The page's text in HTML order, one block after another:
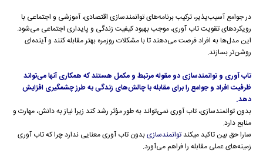
در جوامع آسیب‌پذیر، ترکیب برنامه‌های توانمندسازی اقتصادی، آموزشی و اجتماعی با
رویکردهای تقویت تاب آوری، موجب بهبود کیفیت زندگی و پایداری اجتماعی می‌شود.
این مدل‌ها به افراد فرصت می‌دهند تا با مشکلات روزمره بهتر مقابله کنند و آینده‌ای
روشن‌تر بسازند.
تاب آوری و توانمندسازی دو مقوله مرتبط و مکمل هستند که همکاری آنها می‌تواند
ظرفیت افراد و جوامع را برای مقابله با چالش‌های زندگی به طرز چشمگیری افزایش
دهد.
بدون توانمندسازی، تاب آوری نمی‌تواند به طور مؤثر رشد کند زیرا نیاز به دانش، مهارت و
منابع دارد.
سارا حق بین تاکید میکند توانمندسازیبدون تاب آوری معنایی ندارد چرا که تاب آوری
زمینه‌های عملی مقابله را فراهم می‌آورد.